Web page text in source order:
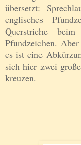
übersetzt:
englisches
Querstriche
Pfundzeichen.
es ist eine
sich hier zwei
kreuzen.